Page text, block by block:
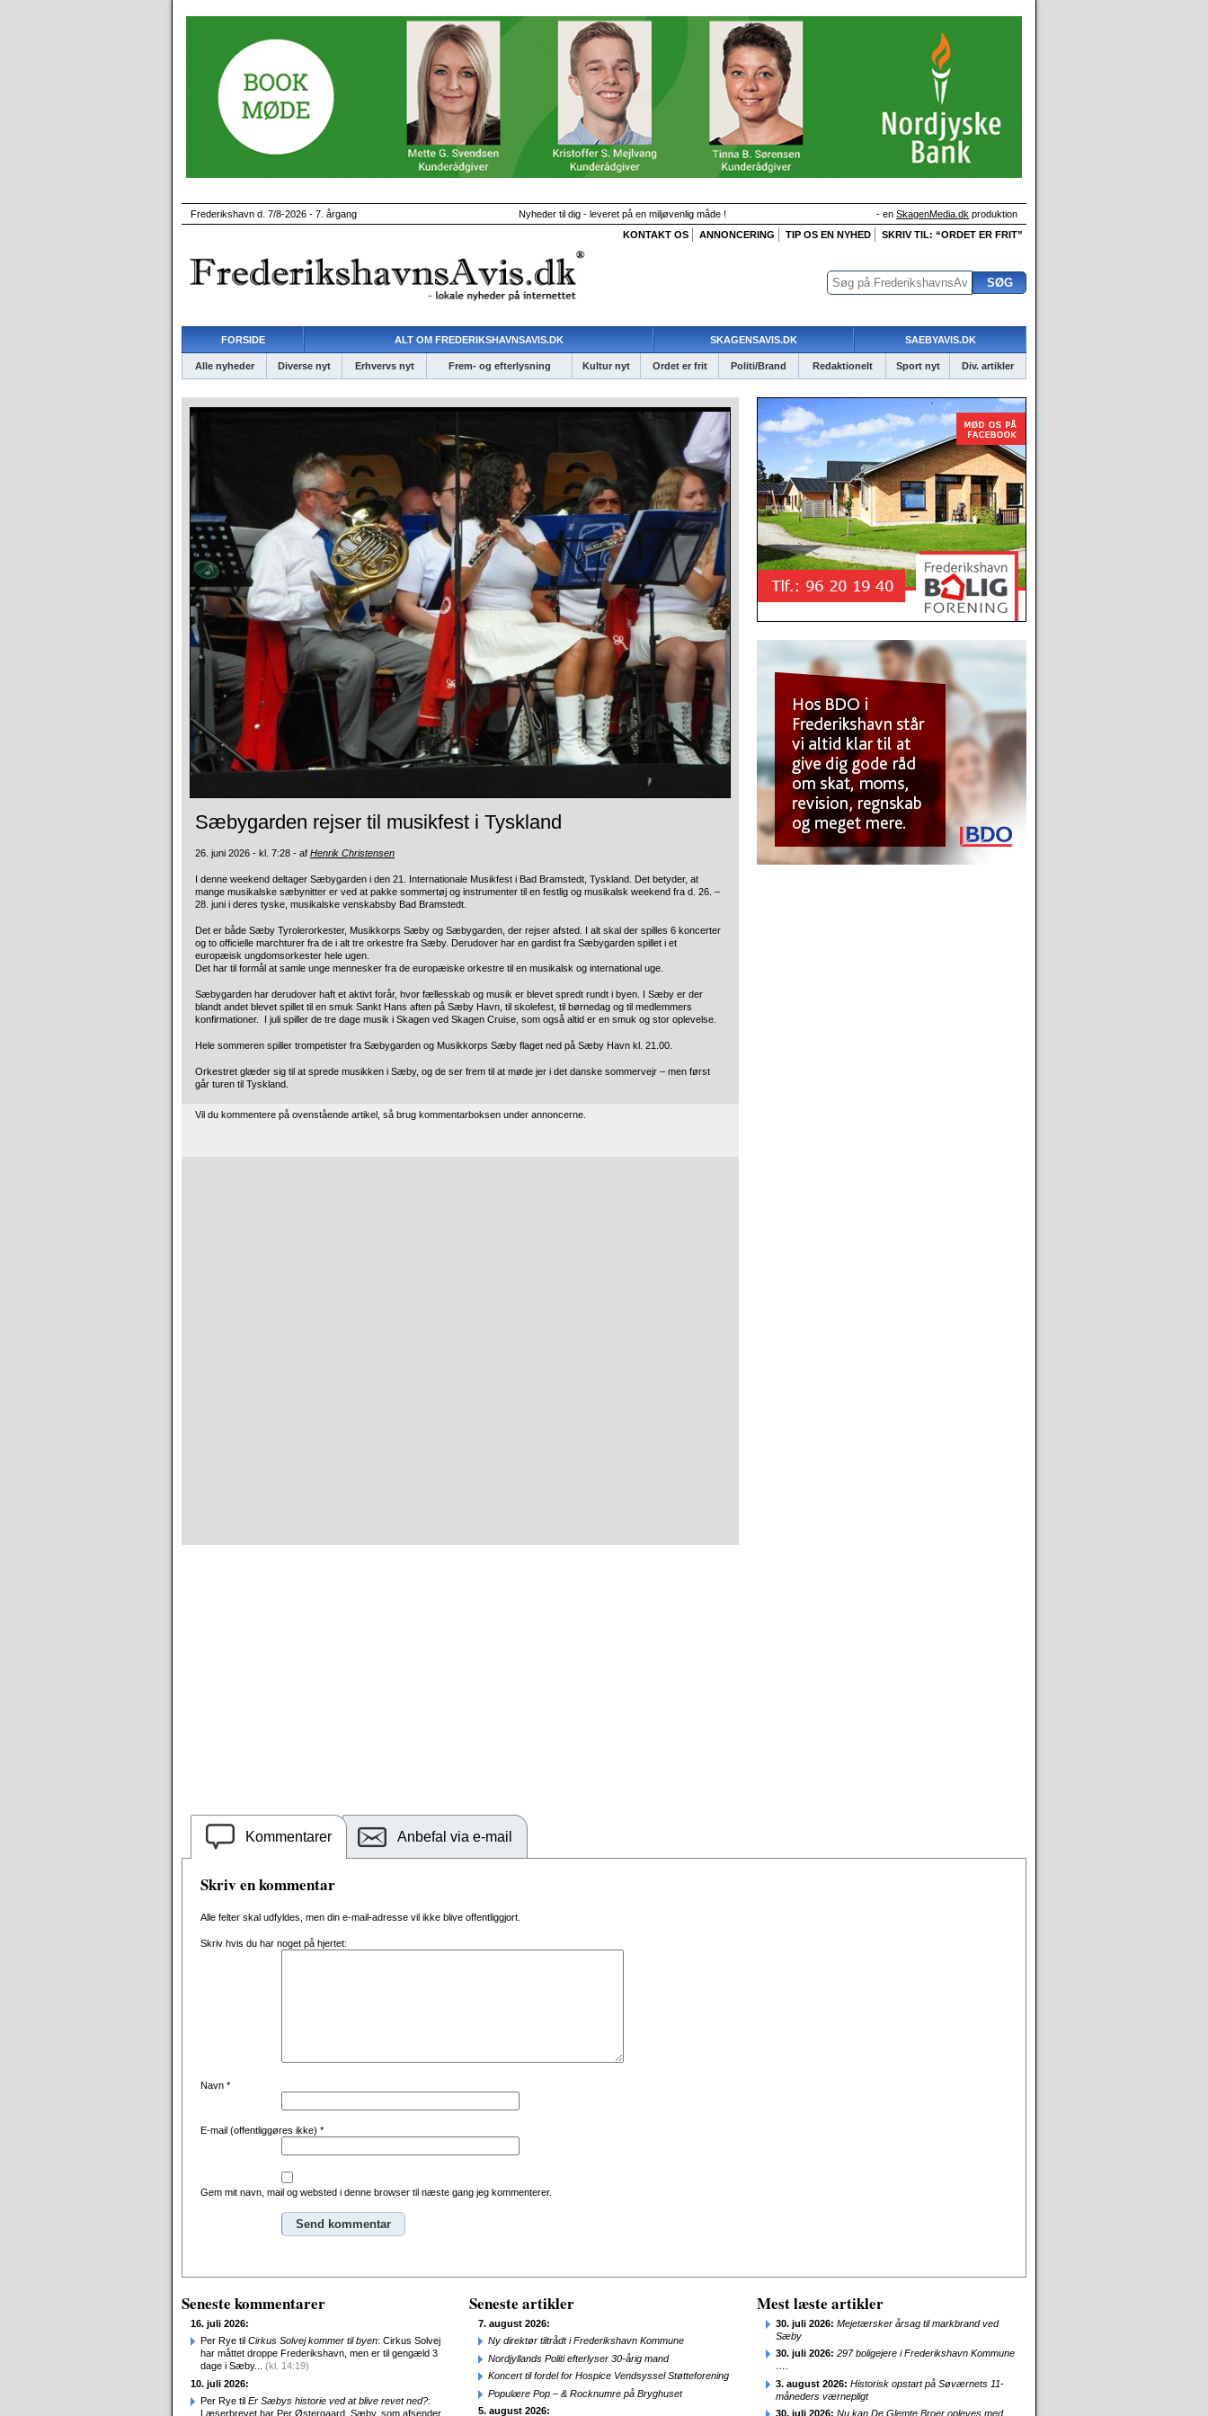
Frederikshavn d. 7/8-2026 - 7. årgang Nyheder til dig - leveret på en miljøvenlig måde ! - en SkagenMedia.dk produktion
KONTAKT OS
ANNONCERING TIP OS EN NYHED SKRIV TIL: “ORDET ER FRIT”
FORSIDE ALT OM FREDERIKSHAVNSAVIS.DK SKAGENSAVIS.DK SAEBYAVIS.DK
Alle nyheder Diverse nyt Erhvervs nyt Frem- og efterlysning Kultur nyt Ordet er frit Politi/Brand Redaktionelt Sport nyt Div. artikler
Sæbygarden rejser til musikfest i Tyskland
26. juni 2026 - kl. 7:28 - af Henrik Christensen
I denne weekend deltager Sæbygarden i den 21. Internationale Musikfest i Bad Bramstedt, Tyskland. Det betyder, at
mange musikalske sæbynitter er ved at pakke sommertøj og instrumenter til en festlig og musikalsk weekend fra d. 26. –
28. juni i deres tyske, musikalske venskabsby Bad Bramstedt.
Det er både Sæby Tyrolerorkester, Musikkorps Sæby og Sæbygarden, der rejser afsted. I alt skal der spilles 6 koncerter
og to officielle marchturer fra de i alt tre orkestre fra Sæby. Derudover har en gardist fra Sæbygarden spillet i et
europæisk ungdomsorkester hele ugen.
Det har til formål at samle unge mennesker fra de europæiske orkestre til en musikalsk og international uge.
Sæbygarden har derudover haft et aktivt forår, hvor fællesskab og musik er blevet spredt rundt i byen. I Sæby er der
blandt andet blevet spillet til en smuk Sankt Hans aften på Sæby Havn, til skolefest, til børnedag og til medlemmers
konfirmationer. I juli spiller de tre dage musik i Skagen ved Skagen Cruise, som også altid er en smuk og stor oplevelse.
Hele sommeren spiller trompetister fra Sæbygarden og Musikkorps Sæby flaget ned på Sæby Havn kl. 21.00.
Orkestret glæder sig til at sprede musikken i Sæby, og de ser frem til at møde jer i det danske sommervejr – men først
går turen til Tyskland.
Vil du kommentere på ovenstående artikel, så brug kommentarboksen under annoncerne.
Kommentarer Anbefal via e-mail
Skriv en kommentar
Alle felter skal udfyldes, men din e-mail-adresse vil ikke blive offentliggjort.
Skriv hvis du har noget på hjertet:
Navn *
E-mail (offentliggøres ikke) *
Gem mit navn, mail og websted i denne browser til næste gang jeg kommenterer.
Seneste kommentarer
16. juli 2026:
Per Rye til Cirkus Solvej kommer til byen: Cirkus Solvej
har måttet droppe Frederikshavn, men er til gengæld 3
dage i Sæby... (kl. 14:19)
10. juli 2026:
Per Rye til Er Sæbys historie ved at blive revet ned?:
Læserbrevet har Per Østergaard, Sæby, som afsender
Seneste artikler
7. august 2026:
Ny direktør tiltrådt i Frederikshavn Kommune
Nordjyllands Politi efterlyser 30-årig mand
Koncert til fordel for Hospice Vendsyssel Støtteforening
Populære Pop – & Rocknumre på Bryghuset
5. august 2026:
Mest læste artikler
30. juli 2026: Mejetærsker årsag til markbrand ved
Sæby
30. juli 2026: 297 boligejere i Frederikshavn Kommune
….
3. august 2026: Historisk opstart på Søværnets 11-
måneders værnepligt
30. juli 2026: Nu kan De Glemte Broer opleves med